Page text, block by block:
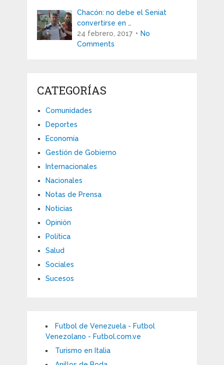
Chacón: no debe el Seniat
convertirse en …
24 febrero, 2017
No
Comments
CATEGORÍAS
Comunidades
Deportes
Economía
Gestión de Gobierno
Internacionales
Nacionales
Notas de Prensa
Noticias
Opinión
Política
Salud
Sociales
Sucesos
Futbol de Venezuela - Futbol
Venezolano - Futbol.com.ve
Turismo en Italia